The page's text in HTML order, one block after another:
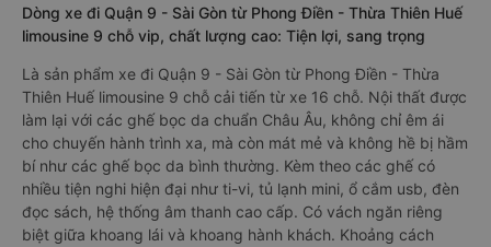
Dòng xe đi Quận 9 - Sài Gòn từ Phong Điền - Thừa Thiên Huế
limousine 9 chỗ vip, chất lượng cao: Tiện lợi, sang trọng
Là sản phẩm xe đi Quận 9 - Sài Gòn từ Phong Điền - Thừa
Thiên Huế limousine 9 chỗ cải tiến từ xe 16 chỗ. Nội thất được
làm lại với các ghế bọc da chuẩn Châu Âu, không chỉ êm ái
cho chuyến hành trình xa, mà còn mát mẻ và không hề bị hầm
bí như các ghế bọc da bình thường. Kèm theo các ghế có
nhiều tiện nghi hiện đại như ti-vi, tủ lạnh mini, ổ cắm usb, đèn
đọc sách, hệ thống âm thanh cao cấp. Có vách ngăn riêng
biệt giữa khoang lái và khoang hành khách. Khoảng cách